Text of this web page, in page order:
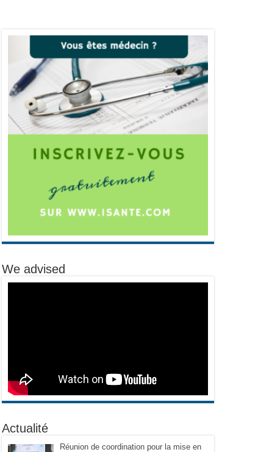
We advised
Actualité
Réunion de coordination pour la mise en